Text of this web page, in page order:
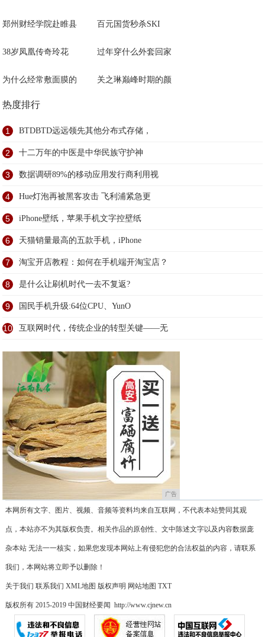
郑州财经学院赴睢县 百元国货秒杀SKI
38岁凤凰传奇玲花 过年穿什么外套回家
为什么经常敷面膜的 关之琳巅峰时期的颜
热度排行
1 BTDBTD远远领先其他分布式存储，
2 十二万年的中医是中华民族守护神
3 数据调研89%的移动应用发行商利用视
4 Hue灯泡再被黑客攻击 飞利浦紧急更
5 iPhone壁纸，苹果手机文字控壁纸
6 天猫销量最高的五款手机，iPhone
7 淘宝开店教程：如何在手机端开淘宝店？
8 是什么让刷机时代一去不复返?
9 国民手机升级:64位CPU、YunO
10 互联网时代，传统企业的转型关键——无
广告
本网所有文字、图片、视频、音频等资料均来自互联网，不代表本站赞同其观
点，本站亦不为其版权负责。相关作品的原创性、文中陈述文字以及内容数据庞
杂本站 无法一一核实，如果您发现本网站上有侵犯您的合法权益的内容，请联系
我们，本网站将立即予以删除！
关于我们 联系我们 XML地图 版权声明 网站地图 TXT
版权所有 2015-2019 中国财经要闻 http://www.cjnew.cn